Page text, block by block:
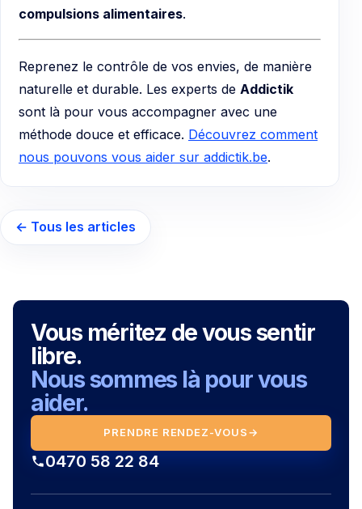
compulsions alimentaires.
Reprenez le contrôle de vos envies, de manière
naturelle et durable. Les experts de Addictik
sont là pour vous accompagner avec une
méthode douce et efficace. Découvrez comment
nous pouvons vous aider sur addictik.be.
← Tous les articles
Vous méritez de vous sentir
libre.
Nous sommes là pour vous
aider.
PRENDRE RENDEZ-VOUS→
0470 58 22 84